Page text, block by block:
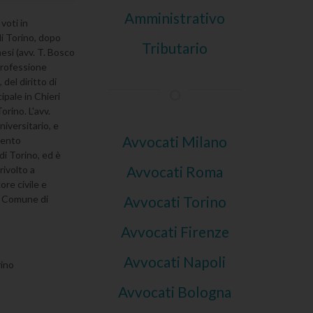
voti in
Torino, dopo
(avv. T. Bosco
del diritto di
in Chieri
L'avv.
e
Torino, ed è
a
civile e
di
Amministrativo
Tributario
Avvocati Milano
Avvocati Roma
Avvocati Torino
Avvocati Firenze
Avvocati Napoli
Avvocati Bologna